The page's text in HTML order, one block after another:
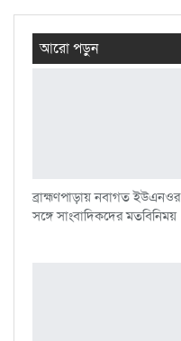
আরো পড়ুন
ব্রাহ্মণপাড়ায় নবাগত ইউএনওর
সঙ্গে সাংবাদিকদের মতবিনিময়